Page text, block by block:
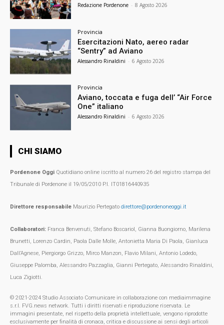
Redazione Pordenone - 8 Agosto 2026
Provincia
Esercitazioni Nato, aereo radar
“Sentry” ad Aviano
Alessandro Rinaldini - 6 Agosto 2026
Provincia
Aviano, toccata e fuga dell’ “Air Force
One” italiano
Alessandro Rinaldini - 6 Agosto 2026
CHI SIAMO
Pordenone Oggi Quotidiano online iscritto al numero 26 del registro stampa del
Tribunale di Pordenone il 19/05/2010 P.I. IT01816440935
Direttore responsabile Maurizio Pertegato direttore@pordenoneoggi.it
Collaboratori: Franca Benvenuti, Stefano Boscariol, Gianna Buongiorno, Marilena
Brunetti, Lorenzo Cardin, Paola Dalle Molle, Antonietta Maria Di Paola, Gianluca
Dall’Agnese, Piergiorgo Grizzo, Mirco Manzon, Flavio Milani, Antonio Lodedo,
Giuseppe Palomba, Alessandro Pazzaglia, Gianni Pertegato, Alessandro Rinaldini,
Luca Zigiotti.
© 2021-2024 Studio Associato Comunicare in collaborazione con mediaimmagine
s.r.l. FVG.news network. Tutti i diritti riservati e riproduzione riservata. Le
immagini presentate, nel rispetto della proprietà intellettuale, vengono riprodotte
esclusivamente per finalità di cronaca, critica e discussione ai sensi degli articoli